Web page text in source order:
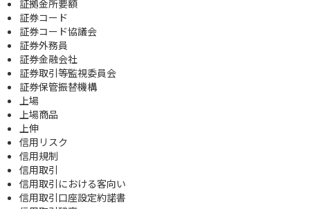
証拠金所要額
証券コード
証券コード協議会
証券外務員
証券金融会社
証券取引等監視委員会
証券保管振替機構
上場
上場商品
上伸
信用リスク
信用規制
信用取引
信用取引における客向い
信用取引口座設定約諾書